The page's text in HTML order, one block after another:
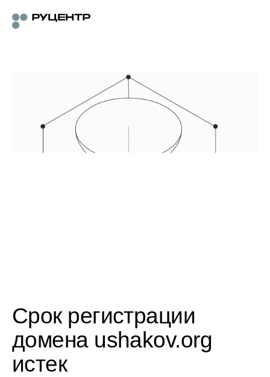
Срок регистрации
домена ushakov.org
истек